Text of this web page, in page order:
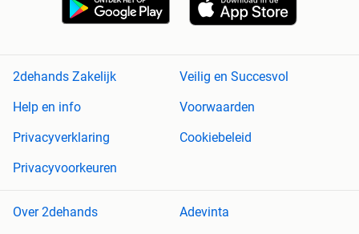
2dehands Zakelijk
Veilig en Succesvol
Help en info
Voorwaarden
Privacyverklaring
Cookiebeleid
Privacyvoorkeuren
Over 2dehands Adevinta